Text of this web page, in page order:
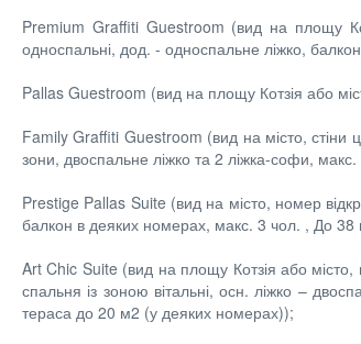
Premium Graffiti Guestroom (вид на площу
односпальні, дод. - односпальне ліжко,
Pallas Guestroom (вид на площу Котзія або
Family Graffiti Guestroom (вид на місто, стіни
зони, двоспальне ліжко та 2 ліжка-софи,
Prestige Pallas Suite (вид на місто, номер
балкон в деяких номерах, макс. 3 чол. , До 38
Art Chic Suite (вид на площу Котзія або місто,
спальня із зоною вітальні, осн. ліжко –
тераса до 20 м2 (у деяких номерах));